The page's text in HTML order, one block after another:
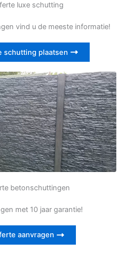
luxe schutting
vind u de meeste informatie!
schutting plaatsen
betonschuttingen
met 10 jaar garantie!
aanvragen